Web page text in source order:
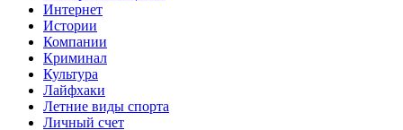
Интернет
Истории
Компании
Криминал
Культура
Лайфхаки
Летние виды спорта
Личный счет